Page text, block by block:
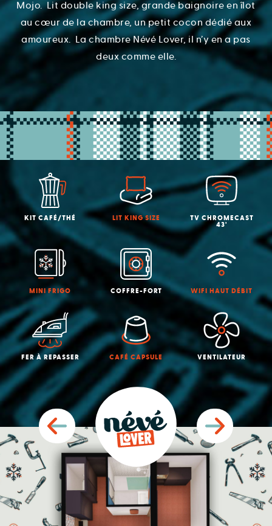
Mojo. Lit double king size, grande baignoire en îlot
au cœur de la chambre, un petit cocon dédié aux
amoureux. La chambre Névé Lover, il n’y en a pas
deux comme elle.
KIT CAFÉ/THÉ LIT KING SIZE
TV CHROMECAST
43'
MINI FRIGO COFFRE-FORT WIFI HAUT DÉBIT
FER À REPASSER CAFÉ CAPSULE VENTILATEUR